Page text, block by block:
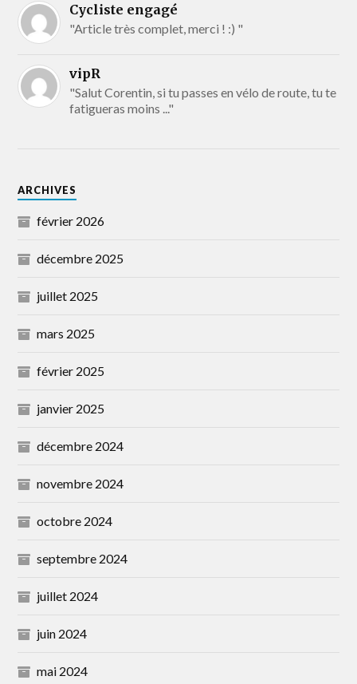
Cycliste engagé
"Article très complet, merci ! :) "
vipR
"Salut Corentin, si tu passes en vélo de route, tu te
fatigueras moins ..."
ARCHIVES
février 2026
décembre 2025
juillet 2025
mars 2025
février 2025
janvier 2025
décembre 2024
novembre 2024
octobre 2024
septembre 2024
juillet 2024
juin 2024
mai 2024